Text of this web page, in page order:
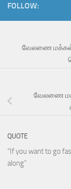
FOLLOW:
வேலணை மக்கள்
வேலணை
QUOTE
“If you want to go
along”